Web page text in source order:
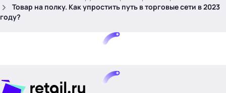
Товар на полку. Как упростить путь в торговые сети в 2023
году?